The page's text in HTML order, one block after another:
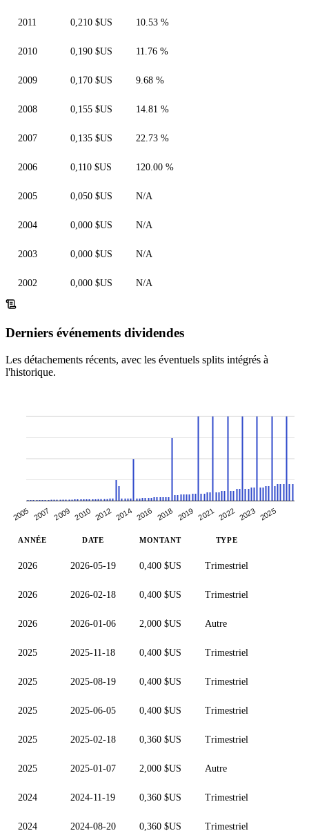
2011 0,210 $US 10.53 %
2010 0,190 $US 11.76 %
2009 0,170 $US 9.68 %
2008 0,155 $US 14.81 %
2007 0,135 $US 22.73 %
2006 0,110 $US 120.00 %
2005 0,050 $US N/A
2004 0,000 $US N/A
2003 0,000 $US N/A
2002 0,000 $US N/A
Derniers événements dividendes
Les détachements récents, avec les éventuels splits intégrés à
l'historique.
2005 2007 2009 2010 2012 2014 2016 2018 2019 2021 2022 2023 2025
ANNÉE DATE MONTANT TYPE
2026 2026-05-19 0,400 $US Trimestriel
2026 2026-02-18 0,400 $US Trimestriel
2026 2026-01-06 2,000 $US Autre
2025 2025-11-18 0,400 $US Trimestriel
2025 2025-08-19 0,400 $US Trimestriel
2025 2025-06-05 0,400 $US Trimestriel
2025 2025-02-18 0,360 $US Trimestriel
2025 2025-01-07 2,000 $US Autre
2024 2024-11-19 0,360 $US Trimestriel
2024 2024-08-20 0,360 $US Trimestriel